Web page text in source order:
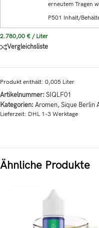
erneutem Tragen
P501 Inhalt/
2.780,00 € / Liter
Vergleichsliste
Produkt enthält: 0,005 Liter
Artikelnummer: SIQLF01
Kategorien: Aromen,Sique Berlin
Lieferzeit: DHL 1-3 Werktage
Ähnliche Produkte